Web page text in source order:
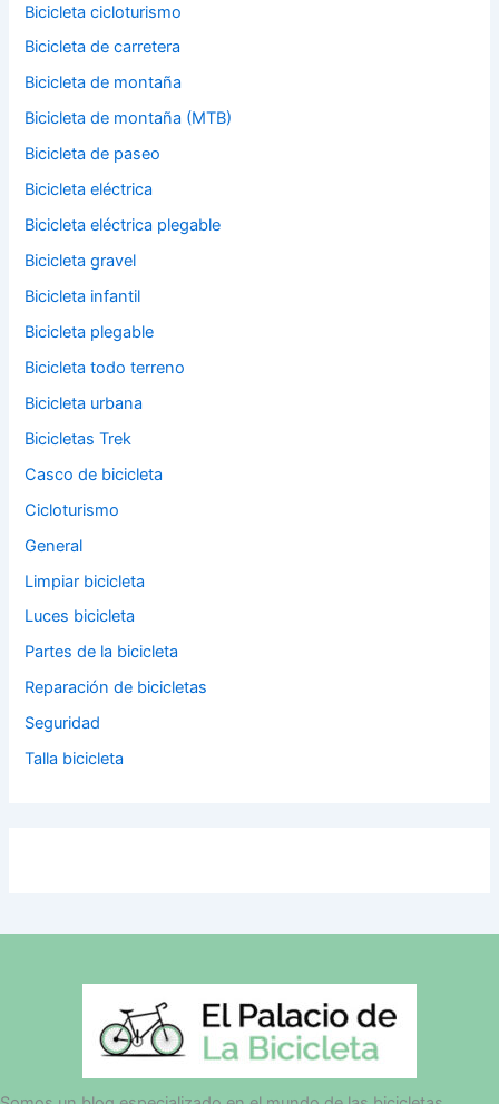
Bicicleta cicloturismo
Bicicleta de carretera
Bicicleta de montaña
Bicicleta de montaña (MTB)
Bicicleta de paseo
Bicicleta eléctrica
Bicicleta eléctrica plegable
Bicicleta gravel
Bicicleta infantil
Bicicleta plegable
Bicicleta todo terreno
Bicicleta urbana
Bicicletas Trek
Casco de bicicleta
Cicloturismo
General
Limpiar bicicleta
Luces bicicleta
Partes de la bicicleta
Reparación de bicicletas
Seguridad
Talla bicicleta